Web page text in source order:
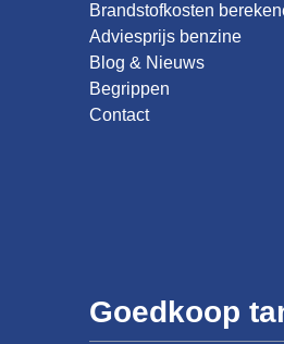
Brandstofkosten
Adviesprijs benzine
Blog & Nieuws
Begrippen
Contact
Goedkoop